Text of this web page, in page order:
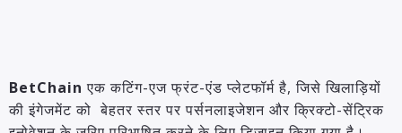
BetChainएक कटिंग-एज फ्रंट-एंड प्लेटफॉर्म है, जिसे खिलाड़ियों
की इंगेजमेंट को बेहतर स्तर पर पर्सनलाइजेशन और क्रिक्टो-सेंट्रिक